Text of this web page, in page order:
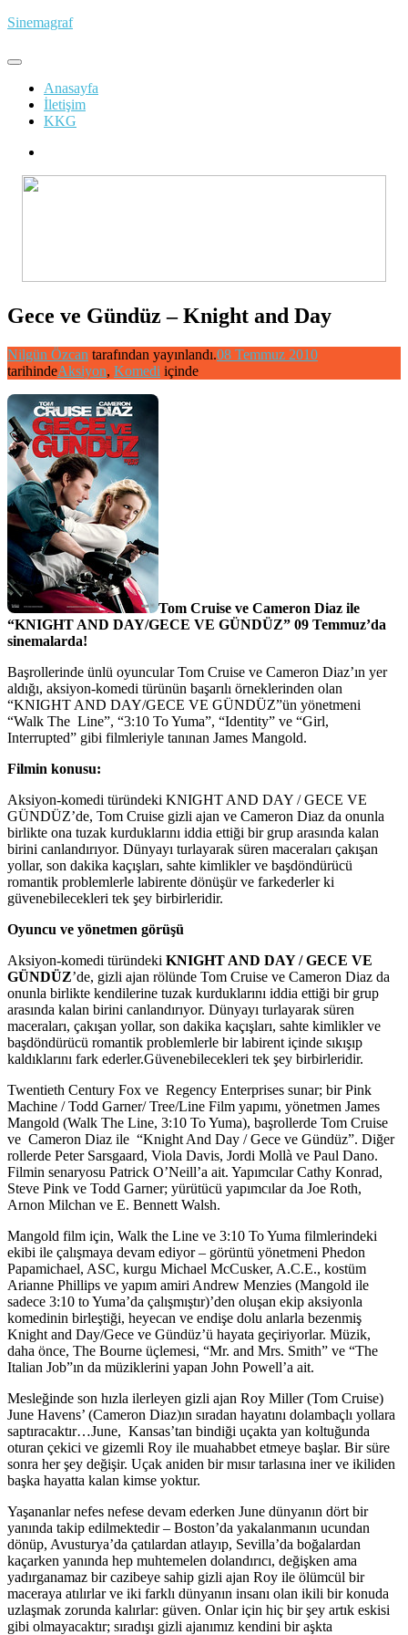
İçeriğe
Sinemagraf
Anasayfa
İletişim
KKG
Gece ve Gündüz – Knight and Day
Nilgün Özcan tarafından yayınlandı.08 Temmuz 2010
tarihindeAksiyon, Komedi içinde
Tom Cruise ve Cameron Diaz ile
“KNIGHT AND DAY/GECE VE GÜNDÜZ” 09 Temmuz’da
sinemalarda!
Başrollerinde ünlü oyuncular Tom Cruise ve Cameron Diaz’ın yer
aldığı, aksiyon-komedi türünün başarılı örneklerinden olan
“KNIGHT AND DAY/GECE VE GÜNDÜZ”ün yönetmeni
“Walk The Line”, “3:10 To Yuma”, “Identity” ve “Girl,
Interrupted” gibi filmleriyle tanınan James Mangold.
Filmin konusu:
Aksiyon-komedi türündeki KNIGHT AND DAY / GECE VE
GÜNDÜZ’de, Tom Cruise gizli ajan ve Cameron Diaz da onunla
birlikte ona tuzak kurduklarını iddia ettiği bir grup arasında kalan
birini canlandırıyor. Dünyayı turlayarak süren maceraları çakışan
yollar, son dakika kaçışları, sahte kimlikler ve başdöndürücü
romantik problemlerle labirente dönüşür ve farkederler ki
güvenebilecekleri tek şey birbirleridir.
Oyuncu ve yönetmen görüşü
Aksiyon-komedi türündeki KNIGHT AND DAY / GECE VE
GÜNDÜZ’de, gizli ajan rölünde Tom Cruise ve Cameron Diaz da
onunla birlikte kendilerine tuzak kurduklarını iddia ettiği bir grup
arasında kalan birini canlandırıyor. Dünyayı turlayarak süren
maceraları, çakışan yollar, son dakika kaçışları, sahte kimlikler ve
başdöndürücü romantik problemlerle bir labirent içinde sıkışıp
kaldıklarını fark ederler.Güvenebilecekleri tek şey birbirleridir.
Twentieth Century Fox ve Regency Enterprises sunar; bir Pink
Machine / Todd Garner/ Tree/Line Film yapımı, yönetmen James
Mangold (Walk The Line, 3:10 To Yuma), başrollerde Tom Cruise
ve Cameron Diaz ile “Knight And Day / Gece ve Gündüz”. Diğer
rollerde Peter Sarsgaard, Viola Davis, Jordi Mollà ve Paul Dano.
Filmin senaryosu Patrick O’Neill’a ait. Yapımcılar Cathy Konrad,
Steve Pink ve Todd Garner; yürütücü yapımcılar da Joe Roth,
Arnon Milchan ve E. Bennett Walsh.
Mangold film için, Walk the Line ve 3:10 To Yuma filmlerindeki
ekibi ile çalışmaya devam ediyor – görüntü yönetmeni Phedon
Papamichael, ASC, kurgu Michael McCusker, A.C.E., kostüm
Arianne Phillips ve yapım amiri Andrew Menzies (Mangold ile
sadece 3:10 to Yuma’da çalışmıştır)’den oluşan ekip aksiyonla
komedinin birleştiği, heyecan ve endişe dolu anlarla bezenmiş
Knight and Day/Gece ve Gündüz’ü hayata geçiriyorlar. Müzik,
daha önce, The Bourne üçlemesi, “Mr. and Mrs. Smith” ve “The
Italian Job”ın da müziklerini yapan John Powell’a ait.
Mesleğinde son hızla ilerleyen gizli ajan Roy Miller (Tom Cruise)
June Havens’ (Cameron Diaz)ın sıradan hayatını dolambaçlı yollara
saptıracaktır…June, Kansas’tan bindiği uçakta yan koltuğunda
oturan çekici ve gizemli Roy ile muahabbet etmeye başlar. Bir süre
sonra her şey değişir. Uçak aniden bir mısır tarlasına iner ve ikiliden
başka hayatta kalan kimse yoktur.
Yaşananlar nefes nefese devam ederken June dünyanın dört bir
yanında takip edilmektedir – Boston’da yakalanmanın ucundan
dönüp, Avusturya’da çatılardan atlayıp, Sevilla’da boğalardan
kaçarken yanında hep muhtemelen dolandırıcı, değişken ama
yadırganamaz bir cazibeye sahip gizli ajan Roy ile ölümcül bir
maceraya atılırlar ve iki farklı dünyanın insanı olan ikili bir konuda
uzlaşmak zorunda kalırlar: güven. Onlar için hiç bir şey artık eskisi
gibi olmayacaktır; sıradışı gizli ajanımız kendini bir aşkta